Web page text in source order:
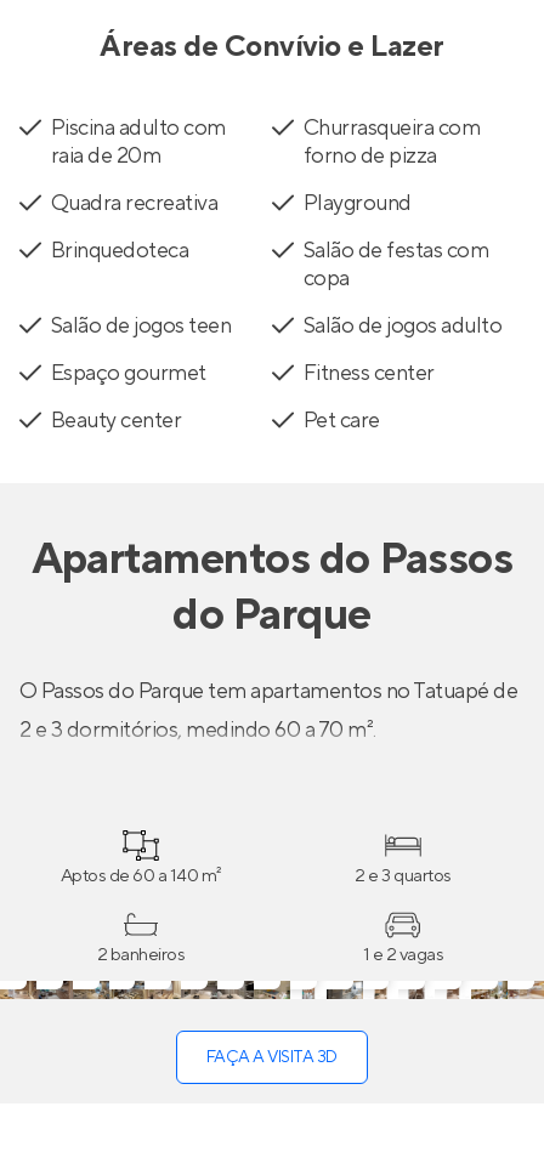
Áreas de Convívio e Lazer
Piscina adulto com
raia de 20m
Churrasqueira com
forno de pizza
Quadra recreativa
Playground
Brinquedoteca
Salão de festas com
copa
Salão de jogos teen
Salão de jogos adulto
Espaço gourmet
Fitness center
Beauty center
Pet care
Apartamentosdo Passos
do Parque
O Passos do Parque tem apartamentos no Tatuapé de
2 e 3 dormitórios, medindo 60 a 70 m².
Aptos de 60 a 140 m² 2 e 3 quartos
2 banheiros 1 e 2 vagas
FAÇA A VISITA 3D